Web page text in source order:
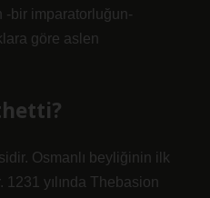
-bir imparatorluğun-
göre aslen
Osmanlı beyliğinin ilk
yılında Thebasion